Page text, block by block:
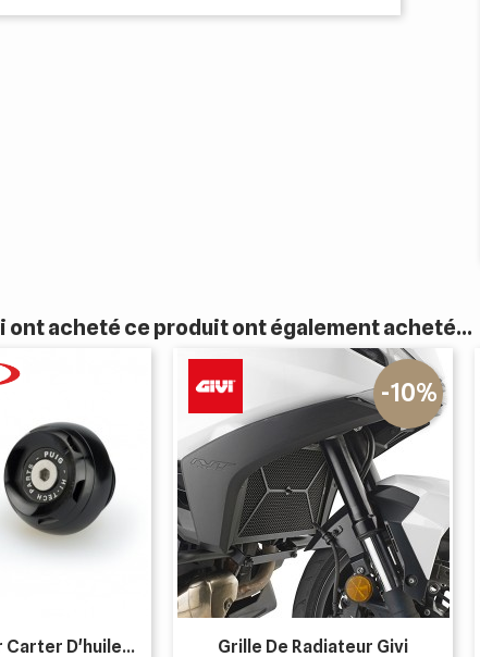
ont acheté ce produit ont également acheté...
Carter D'huile...
Grille De Radiateur Givi
-10%